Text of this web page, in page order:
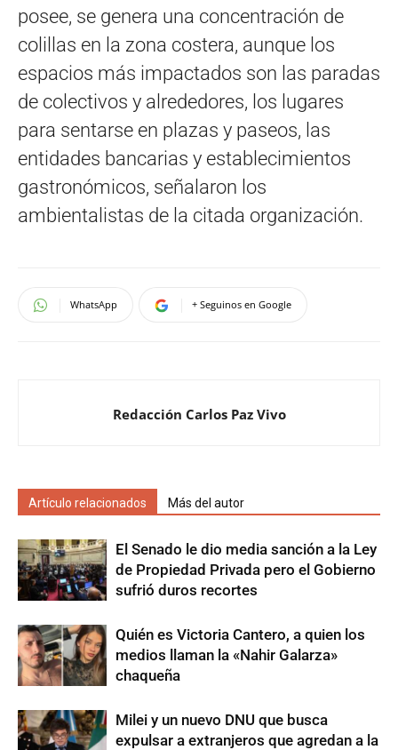
posee, se genera una concentración de
colillas en la zona costera, aunque los
espacios más impactados son las paradas
de colectivos y alrededores, los lugares
para sentarse en plazas y paseos, las
entidades bancarias y establecimientos
gastronómicos, señalaron los
ambientalistas de la citada organización.
WhatsApp + Seguinos en Google
Redacción Carlos Paz Vivo
Artículo relacionados Más del autor
El Senado le dio media sanción a la Ley
de Propiedad Privada pero el Gobierno
sufrió duros recortes
Quién es Victoria Cantero, a quien los
medios llaman la «Nahir Galarza»
chaqueña
Milei y un nuevo DNU que busca
expulsar a extranjeros que agredan a la